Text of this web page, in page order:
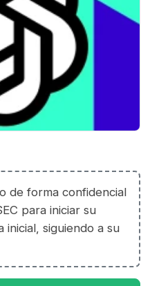
de forma confidencial
para iniciar su
siguiendo a su